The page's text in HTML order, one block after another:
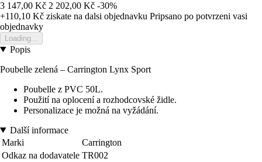
3 147,00 Kč 2 202,00 Kč -30%
+110,10 Kč ziskate na dalsi objednavku Pripsano po potvrzeni vasi
objednavky
Loading...
Popis
Poubelle zelená – Carrington Lynx Sport
Poubelle z PVC 50L.
Použití na oplocení a rozhodcovské židle.
Personalizace je možná na vyžádání.
Další informace
Marki
Carrington
Odkaz na dodavatele TR002